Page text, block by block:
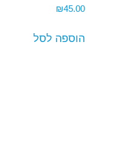
₪45.00
הוספה לסל